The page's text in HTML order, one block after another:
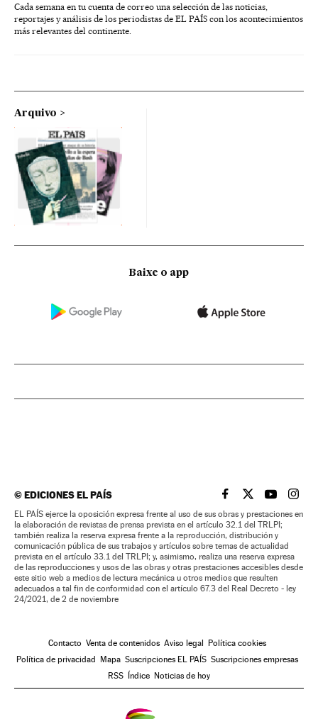
Cada semana en tu cuenta de correo una selección de las noticias,
reportajes y análisis de los periodistas de EL PAÍS con los acontecimientos
más relevantes del continente.
Arquivo
Baixe o app
©EDICIONES EL PAÍS EL PAÍS BRASIL EN
EL PAÍSEL PAÍS
EL
EL PAÍS ejerce la oposición expresa frente al uso de sus obras y prestaciones en
la elaboración de revistas de prensa prevista en el artículo 32.1 del TRLPI;
también realiza la reserva expresa frente a la reproducción, distribución y
comunicación pública de sus trabajos y artículos sobre temas de actualidad
prevista en el artículo 33.1 del TRLPI; y, asimismo, realiza una reserva expresa
de las reproducciones y usos de las obras y otras prestaciones accesibles desde
este sitio web a medios de lectura mecánica u otros medios que resulten
adecuados a tal fin de conformidad con el artículo 67.3 del Real Decreto - ley
24/2021, de 2 de noviembre
Contacto Venta de contenidos Aviso legal
Política cookies
Política de privacidad
Mapa Suscripciones EL PAÍS Suscripciones empresas
RSS
Índice Noticias de hoy